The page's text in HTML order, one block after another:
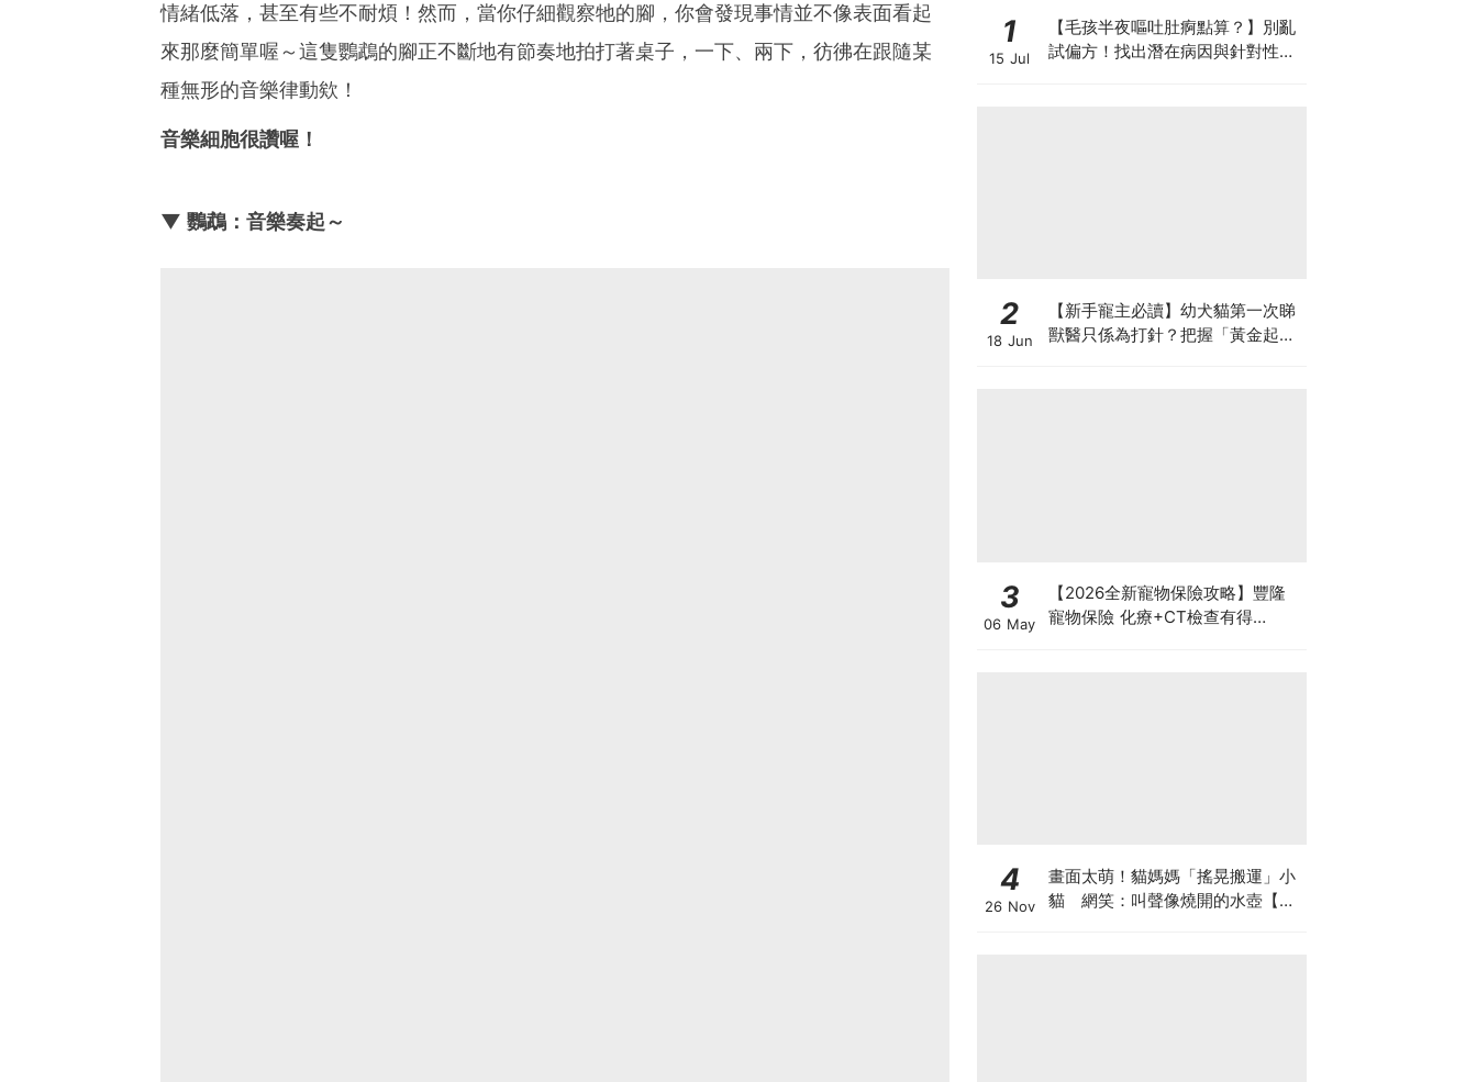
情緒低落，甚至有些不耐煩！然而，當你仔細觀察牠的腳，你會發現事情並不像表面看起
來那麼簡單喔～這隻鸚鵡的腳正不斷地有節奏地拍打著桌子，一下、兩下，彷彿在跟隨某
種無形的音樂律動欸！
音樂細胞很讚喔！
▼ 鸚鵡：音樂奏起～
1
15 Jul
【毛孩半夜嘔吐肚痾點算？】別亂
試偏方！找出潛在病因與針對性營
2
18 Jun
【新手寵主必讀】幼犬貓第一次睇
獸醫只係為打針？把握「黃金起跑
3
06 May
【2026全新寵物保險攻略】豐隆
寵物保險 化療+CT檢查有得
4
26 Nov
畫面太萌！貓媽媽「搖晃搬運」小
貓 網笑：叫聲像燒開的水壺【有